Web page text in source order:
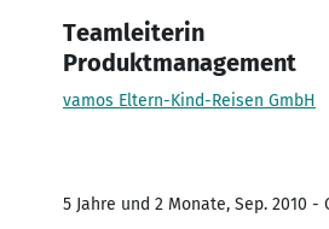
Teamleiterin
Produktmanagement
vamos Eltern-Kind-Reisen GmbH
5 Jahre und 2 Monate, Sep. 2010 -